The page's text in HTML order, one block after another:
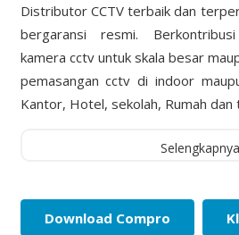
Distributor CCTV terbaik dan
bergaransi resmi.
kamera cctv untuk skala besar
pemasangan cctv di indoor
Kantor, Hotel, sekolah, Rumah
Selengkapnya
Download Compro